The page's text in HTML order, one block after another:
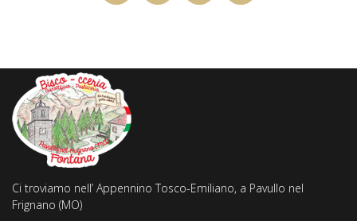
Ci troviamo nell’ Appennino Tosco-Emiliano, a Pavullo nel
Frignano (MO)